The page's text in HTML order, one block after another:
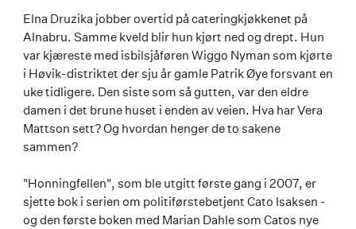
Elna Druzika jobber overtid på cateringkjøkkenet på
Alnabru. Samme kveld blir hun kjørt ned og drept. Hun
var kjæreste med isbilsjåføren Wiggo Nyman som kjørte
i Høvik-distriktet der sju år gamle Patrik Øye forsvant en
uke tidligere. Den siste som så gutten, var den eldre
damen i det brune huset i enden av veien. Hva har Vera
Mattson sett? Og hvordan henger de to sakene
sammen?
"Honningfellen", som ble utgitt første gang i 2007, er
sjette bok i serien om politiførstebetjent Cato Isaksen -
og den første boken med Marian Dahle som Catos nye